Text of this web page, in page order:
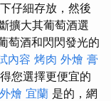
仔細存放，然後
擴大其葡萄酒選
萄酒和閃閃發光的
內容 烤肉 外燴 膏
您選擇更便宜的
外燴 宜蘭 是的，網